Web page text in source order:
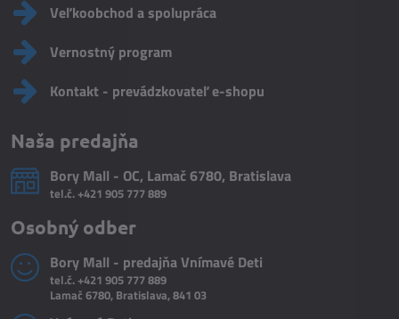
Veľkoobchod a spolupráca
Vernostný program
Kontakt - prevádzkovateľ e-shopu
Naša predajňa
Bory Mall - OC, Lamač 6780, Bratislava
tel.č.+421 905 777 889
Osobný odber
Bory Mall - predajňa Vnímavé Deti
tel.č.+421 905 777 889
Lamač 6780, Bratislava, 841 03